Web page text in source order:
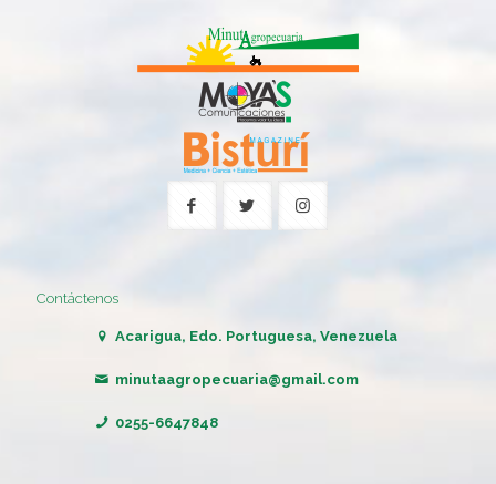
Contáctenos
Acarigua, Edo. Portuguesa, Venezuela
minutaagropecuaria@gmail.com
0255-6647848